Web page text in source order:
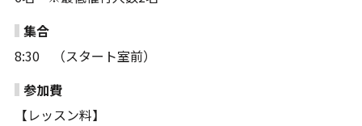
集合
8:30 （スタート室前）
参加費
【レッスン料】